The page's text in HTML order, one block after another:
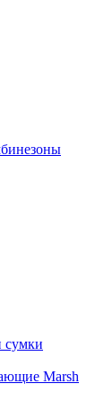
сумки
Marsh